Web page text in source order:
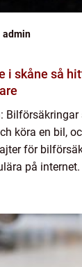
admin
hittar du rätt
Bilförsäkringar
köra en bil,
för
på